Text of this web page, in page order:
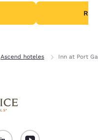
Ascend hoteles Inn at Port